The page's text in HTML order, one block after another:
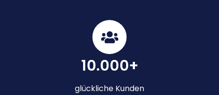
10.000+
glückliche Kunden